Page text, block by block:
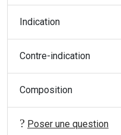
Indication
Contre-indication
Composition
Poser une question